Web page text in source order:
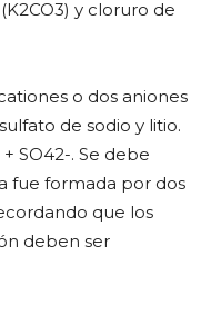
y cloruro de
o dos aniones
de sodio y litio.
SO42-. Se debe
fue formada por dos
que los
deben ser